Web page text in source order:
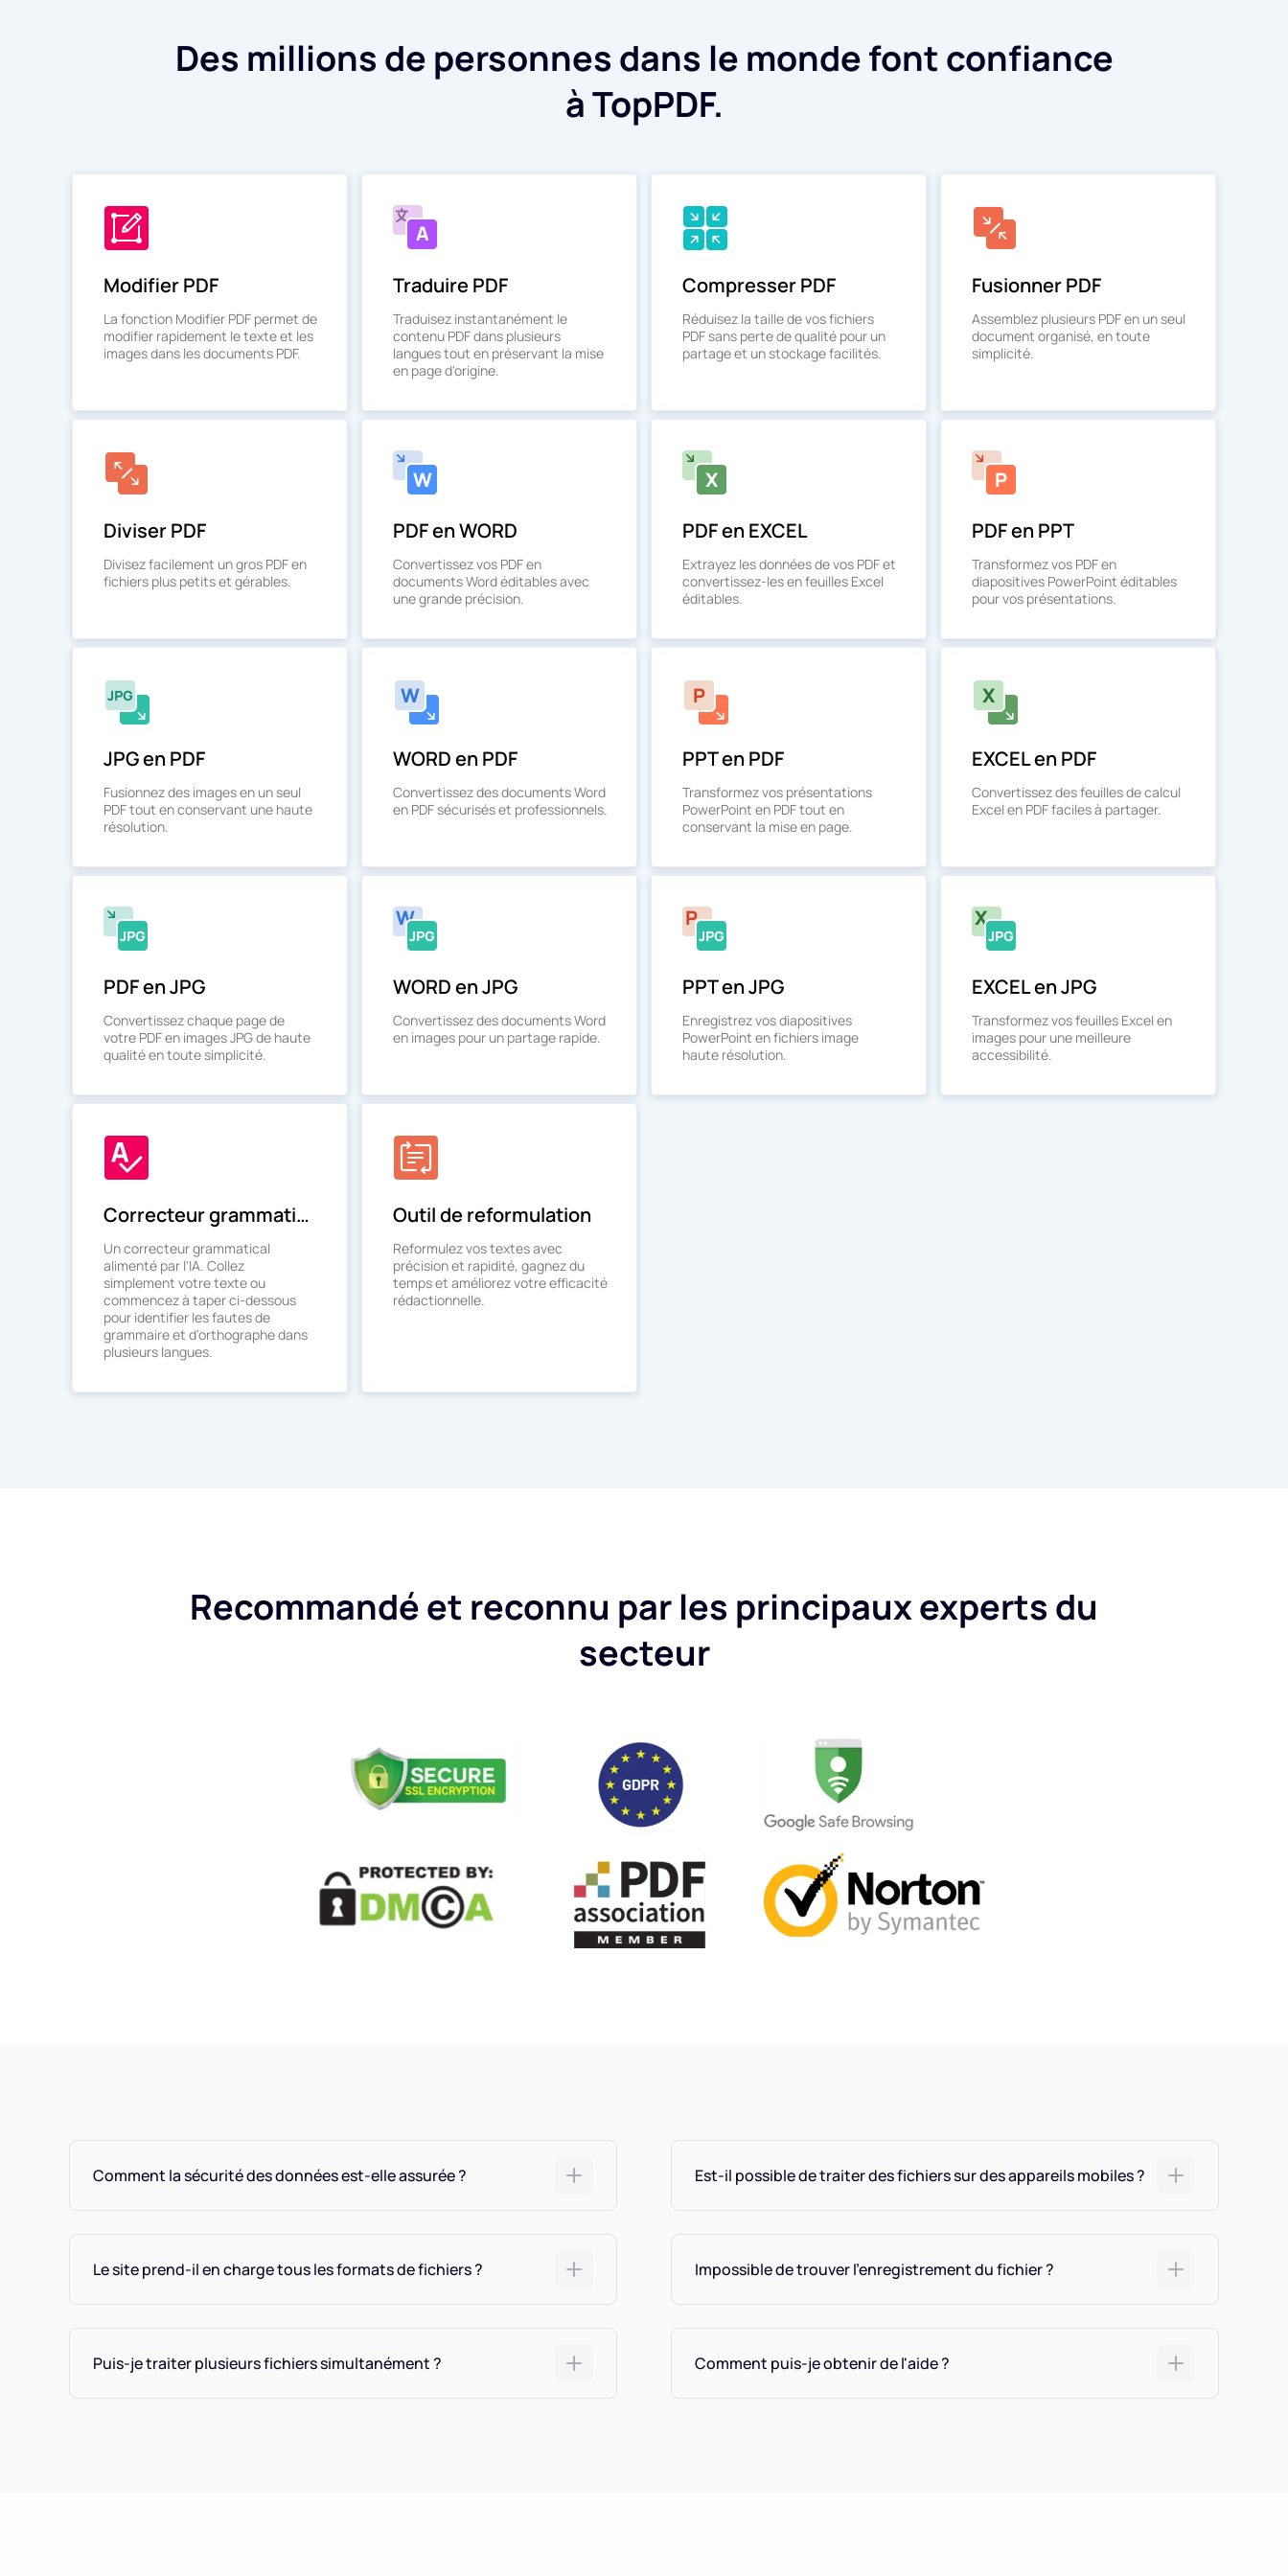
Des millions de personnes dans le monde font confiance
à TopPDF.
Modifier PDF
La fonction Modifier PDF permet de
modifier rapidement le texte et les
images dans les documents PDF.
Traduire PDF
Traduisez instantanément le
contenu PDF dans plusieurs
langues tout en préservant la mise
en page d'origine.
Compresser PDF
Réduisez la taille de vos fichiers
PDF sans perte de qualité pour un
partage et un stockage facilités.
Fusionner PDF
Assemblez plusieurs PDF en un seul
document organisé, en toute
simplicité.
Diviser PDF
Divisez facilement un gros PDF en
fichiers plus petits et gérables.
PDF en WORD
Convertissez vos PDF en
documents Word éditables avec
une grande précision.
PDF en EXCEL
Extrayez les données de vos PDF et
convertissez-les en feuilles Excel
éditables.
PDF en PPT
Transformez vos PDF en
diapositives PowerPoint éditables
pour vos présentations.
JPG en PDF
Fusionnez des images en un seul
PDF tout en conservant une haute
résolution.
WORD en PDF
Convertissez des documents Word
en PDF sécurisés et professionnels.
PPT en PDF
Transformez vos présentations
PowerPoint en PDF tout en
conservant la mise en page.
EXCEL en PDF
Convertissez des feuilles de calcul
Excel en PDF faciles à partager.
PDF en JPG
Convertissez chaque page de
votre PDF en images JPG de haute
qualité en toute simplicité.
WORD en JPG
Convertissez des documents Word
en images pour un partage rapide.
PPT en JPG
Enregistrez vos diapositives
PowerPoint en fichiers image
haute résolution.
EXCEL en JPG
Transformez vos feuilles Excel en
images pour une meilleure
accessibilité.
Correcteur grammatical
Un correcteur grammatical
alimenté par l'IA. Collez
simplement votre texte ou
commencez à taper ci-dessous
pour identifier les fautes de
grammaire et d'orthographe dans
plusieurs langues.
Outil de reformulation
Reformulez vos textes avec
précision et rapidité, gagnez du
temps et améliorez votre efficacité
rédactionnelle.
Recommandé et reconnu par les principaux experts du
secteur
Comment la sécurité des données est-elle assurée ?
Le site prend-il en charge tous les formats de fichiers ?
Puis-je traiter plusieurs fichiers simultanément ?
Est-il possible de traiter des fichiers sur des appareils mobiles ?
Impossible de trouver l'enregistrement du fichier ?
Comment puis-je obtenir de l'aide ?